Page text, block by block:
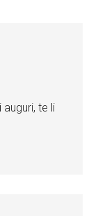
te li